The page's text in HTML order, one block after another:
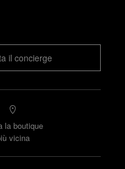
il concierge
la boutique
vicina